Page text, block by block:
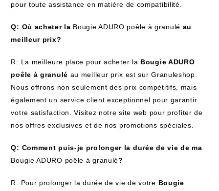
pour toute assistance en matière de compatibilité.
Q: Où acheter la Bougie ADURO poêle à granulé au
meilleur prix?
R: La meilleure place pour acheter la Bougie ADURO
poêle à granulé au meilleur prix est sur Granuleshop.
Nous offrons non seulement des prix compétitifs, mais
également un service client exceptionnel pour garantir
votre satisfaction. Visitez notre site web pour profiter de
nos offres exclusives et de nos promotions spéciales.
Q: Comment puis-je prolonger la durée de vie de ma
Bougie ADURO poêle à granulé?
R: Pour prolonger la durée de vie de votre Bougie